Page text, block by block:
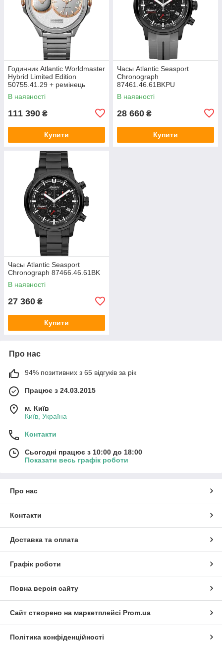
Годинник Atlantic Worldmaster
Hybrid Limited Edition
50755.41.29 + ремінець
В наявності
111 390 ₴
Купити
Часы Atlantic Seasport
Chronograph
87461.46.61BKPU
В наявності
28 660 ₴
Купити
Часы Atlantic Seasport
Chronograph 87466.46.61BK
В наявності
27 360 ₴
Купити
Про нас
94% позитивних з 65 відгуків за рік
Працює з 24.03.2015
м. Київ
Київ, Україна
Контакти
Сьогодні працює з 10:00 до 18:00
Показати весь графік роботи
Про нас
Контакти
Доставка та оплата
Графік роботи
Повна версія сайту
Сайт створено на маркетплейсі Prom.ua
Політика конфіденційності